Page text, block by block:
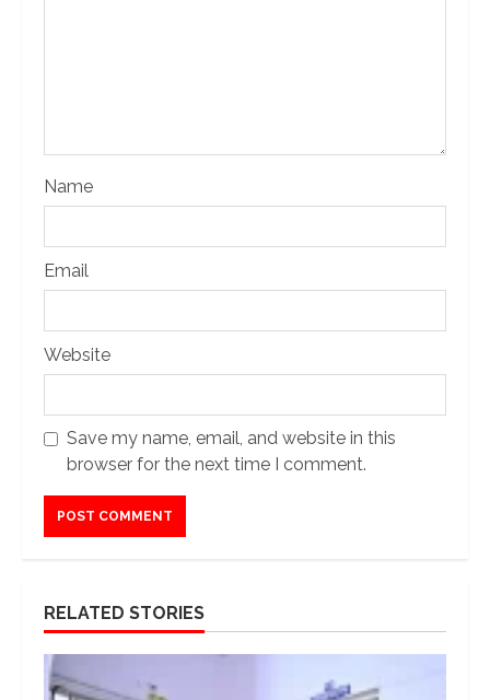
Name
Email
Website
Save my name, email, and website in this
browser for the next time I comment.
RELATED STORIES